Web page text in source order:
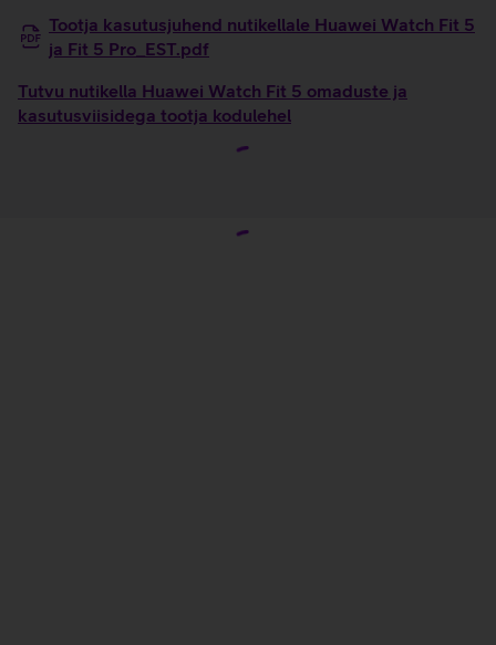
Tootja kasutusjuhend nutikellale Huawei Watch Fit 5
ja Fit 5 Pro_EST.pdf
Tutvu nutikella Huawei Watch Fit 5 omaduste ja
kasutusviisidega tootja kodulehel